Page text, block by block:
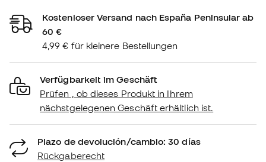
Kostenloser Versand nach España Peninsular ab
60 €
4,99 € für kleinere Bestellungen
Verfügbarkeit im Geschäft
Prüfen , ob dieses Produkt in Ihrem
nächstgelegenen Geschäft erhältlich ist.
Plazo de devolución/cambio: 30 días
Rückgaberecht